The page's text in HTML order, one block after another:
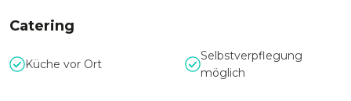
Flexibilität auf allen Ebenen
Egal ob exklusive Veranstaltung im gesamten Museum oder
kleinere Events im stilvollen Café - Magic Bavaria überzeugt
Catering
Küche vor Ort
Selbstverpflegung
möglich